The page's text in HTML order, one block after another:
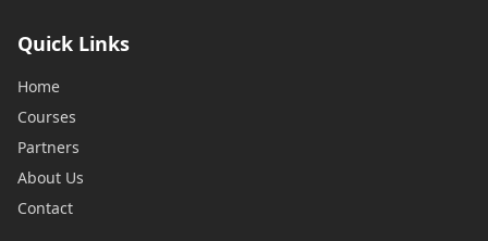
Quick Links
Home
Courses
Partners
About Us
Contact